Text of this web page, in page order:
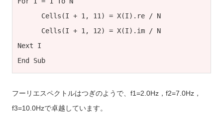
Next I
End Sub
フーリエスペクトルはつぎのようで、f1=2.0Hz，f2=7.0Hz，
f3=10.0Hzで卓越しています。